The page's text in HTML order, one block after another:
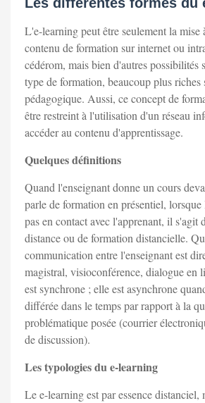
L'e-learning peut être seulement la mise
contenu de formation sur internet ou
cédérom, mais bien d'autres possibilités
type de formation, beaucoup plus riches
pédagogique. Aussi, ce concept de
être restreint à l'utilisation d'un réseau
accéder au contenu d'apprentissage.
Quelques définitions
Quand l'enseignant donne un cours
parle de formation en présentiel,
pas en contact avec l'apprenant, il s'agit
distance ou de formation distancielle.
communication entre l'enseignant est
magistral, visioconférence, dialogue en
est synchrone ; elle est asynchrone
différée dans le temps par rapport à la
problématique posée (courrier
de discussion).
Les typologies du e-learning
Le e-learning est par essence distanciel,